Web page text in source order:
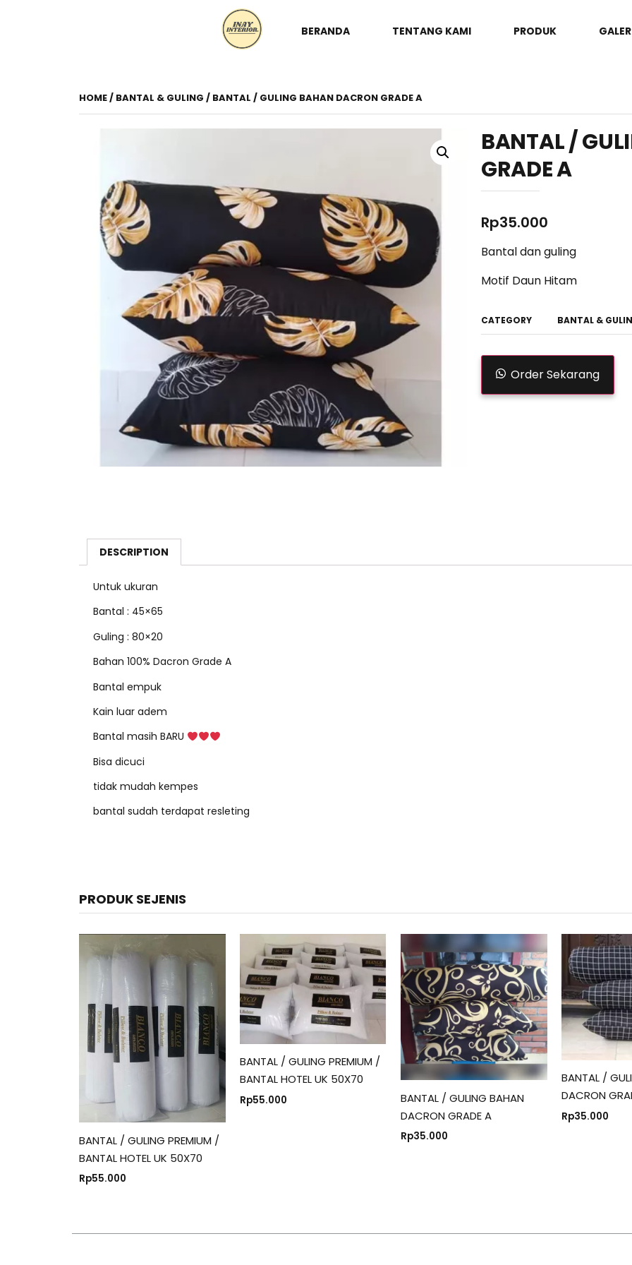
BERANDA TENTANG KAMI PRODUK
HOME/ BANTAL & GULING / BANTAL / GULING BAHAN DACRON GRADE A
BANTAL /
GRADE A
Rp35.000
Bantal dan guling
Motif Daun Hitam
CATEGORY BANTAL &
Order Sekarang
DESCRIPTION
Untuk ukuran
Bantal : 45×65
Guling : 80×20
Bahan 100% Dacron Grade A
Bantal empuk
Kain luar adem
Bantal masih BARU
Bisa dicuci
tidak mudah kempes
bantal sudah terdapat resleting
PRODUK SEJENIS
BANTAL / GULING PREMIUM /
BANTAL HOTEL UK 50X70
Rp55.000
BANTAL / GULING PREMIUM /
BANTAL HOTEL UK 50X70
Rp55.000
BANTAL / GULING BAHAN
DACRON GRADE A
Rp35.000
BANTAL /
DACRON
Rp35.000